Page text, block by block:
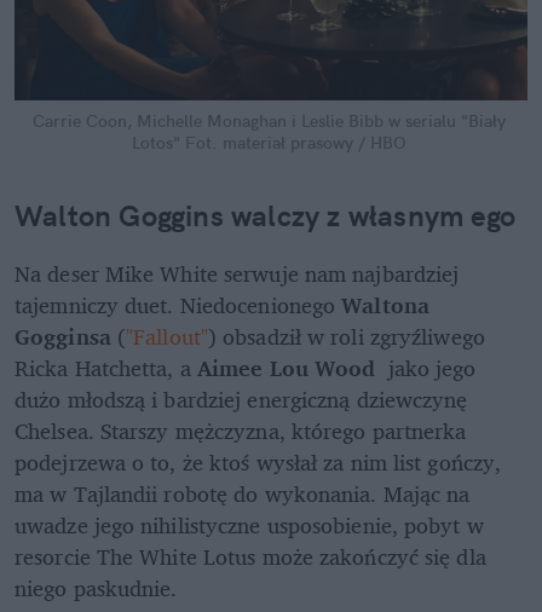
Carrie Coon, Michelle Monaghan i Leslie Bibb w serialu "Biały
Lotos"
Fot. materiał prasowy / HBO
Walton Goggins walczy z własnym ego
Na deser Mike White serwuje nam najbardziej
tajemniczy duet. Niedocenionego Waltona
Gogginsa ("Fallout") obsadził w roli zgryźliwego
Ricka Hatchetta, a Aimee Lou Wood
  jako jego
dużo młodszą i bardziej energiczną dziewczynę
Chelsea. Starszy mężczyzna, którego partnerka
podejrzewa o to, że ktoś wysłał za nim list gończy,
ma w Tajlandii robotę do wykonania. Mając na
uwadze jego nihilistyczne usposobienie, pobyt w
resorcie The White Lotus może zakończyć się dla
niego paskudnie.